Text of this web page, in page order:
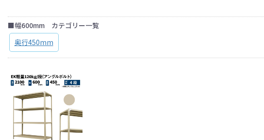
■幅600mm カテゴリー一覧
奥行450mm